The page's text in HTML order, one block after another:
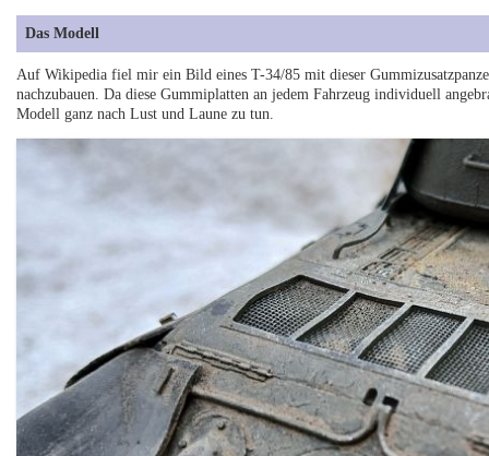
Das Modell
Auf Wikipedia fiel mir ein Bild eines T-34/85 mit dieser
nachzubauen. Da diese Gummiplatten an jedem Fahrzeug individuell
Modell ganz nach Lust und Laune zu tun.